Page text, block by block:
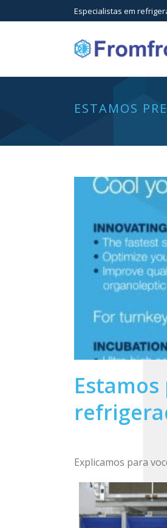
Especialistas em
ESTAMOS
Explicamos para